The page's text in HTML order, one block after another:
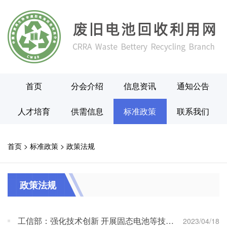
首页 分会介绍 信息资讯 通知公告
人才培育 供需信息 标准政策 联系我们
首页 > 标准政策 > 政策法规
政策法规
工信部：强化技术创新 开展固态电池等技术攻关 2023/04/18